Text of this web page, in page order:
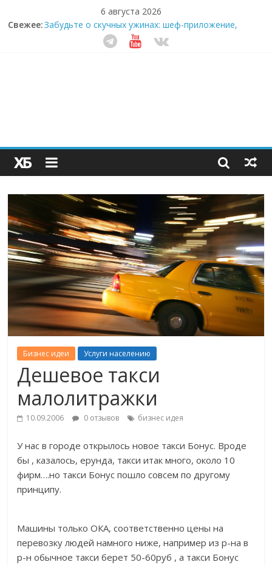
6 августа 2026
Свежее:Забудьте о скучных ужинах: шеф-приложение,
которое видит вашу еду насквозь
Небо зовёт: как бизнес на полётах дронов и
Секрет супергидратации: почему кокосовая вода с
пребиотиками становится главным трендом
здорового питания
Бизнес идеи Услуги населению
Дешевое такси
малолитражки
10.09.2006 0 отзывов бизнес идея
У нас в городе открылось новое такси Бонус. Вроде
бы , казалось, ерунда, такси итак много, около 10
фирм….но такси Бонус пошло совсем по другому
принципу.
Машины только ОКА, соответственно цены на
перевозку людей намного ниже, например из р-на в
р-н обычное такси берет 50-60руб , а такси Бонус